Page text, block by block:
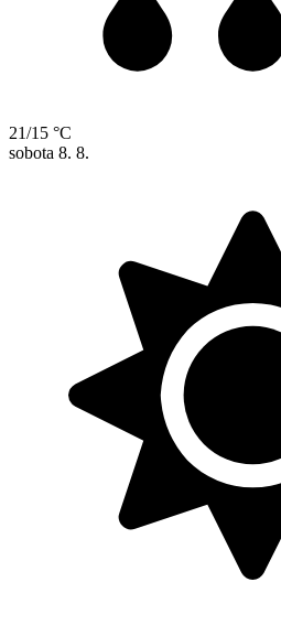
21/15 °C
sobota 8. 8.